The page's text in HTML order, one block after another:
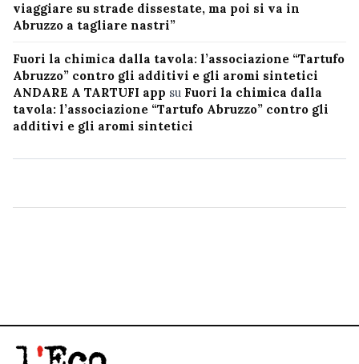
viaggiare su strade dissestate, ma poi si va in
Abruzzo a tagliare nastri”
Fuori la chimica dalla tavola: l’associazione “Tartufo
Abruzzo” contro gli additivi e gli aromi sintetici
ANDARE A TARTUFI app su Fuori la chimica dalla
tavola: l’associazione “Tartufo Abruzzo” contro gli
additivi e gli aromi sintetici